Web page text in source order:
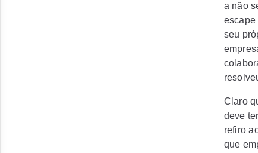
a não
escape
seu
Claro
deve
refiro
que